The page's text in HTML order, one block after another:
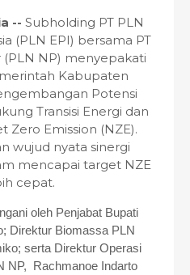
-- Subholding PT PLN
(PLN EPI) bersama PT
NP) menyepakati
Kabupaten
Potensi
Transisi Energi dan
Zero Emission (NZE).
wujud nyata sinergi
mencapai target NZE
cepat.
oleh Penjabat Bupati
Direktur Biomassa PLN
serta Direktur Operasi
NP, Rachmanoe Indarto